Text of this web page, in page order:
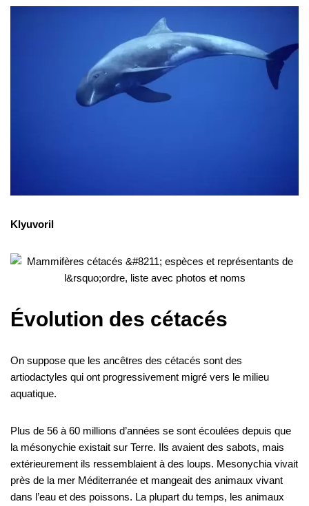
Klyuvoril
Évolution des cétacés
On suppose que les ancêtres des cétacés sont des
artiodactyles qui ont progressivement migré vers le milieu
aquatique.
Plus de 56 à 60 millions d’années se sont écoulées depuis que
la mésonychie existait sur Terre. Ils avaient des sabots, mais
extérieurement ils ressemblaient à des loups. Mesonychia vivait
près de la mer Méditerranée et mangeait des animaux vivant
dans l’eau et des poissons. La plupart du temps, les animaux